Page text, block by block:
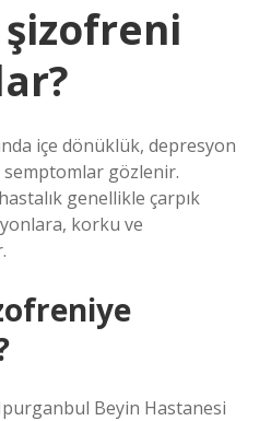
içe dönüklük, depresyon
gözlenir.
genellikle çarpık
korku ve
Beyin Hastanesi